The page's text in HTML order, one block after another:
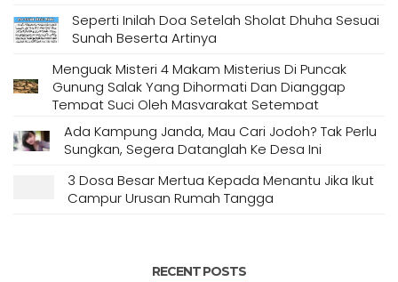
Seperti Inilah Doa Setelah Sholat Dhuha Sesuai
Sunah Beserta Artinya
Menguak Misteri 4 Makam Misterius Di Puncak
Gunung Salak Yang Dihormati Dan Dianggap
Tempat Suci Oleh Masyarakat Setempat
Ada Kampung Janda, Mau Cari Jodoh? Tak Perlu
Sungkan, Segera Datanglah Ke Desa Ini
3 Dosa Besar Mertua Kepada Menantu Jika Ikut
Campur Urusan Rumah Tangga
RECENT POSTS